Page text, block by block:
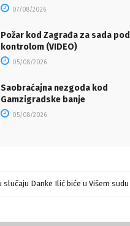
07/08/2026
Požar kod Zagrađa za sada pod
kontrolom (VIDEO)
05/08/2026
Saobraćajna nezgoda kod
Gamzigradske banje
05/08/2026